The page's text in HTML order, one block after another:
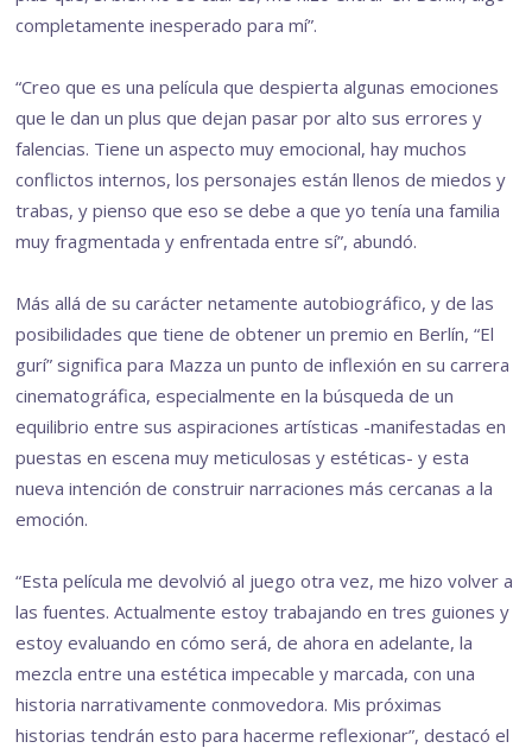
completamente inesperado para mí”.
“Creo que es una película que despierta algunas emociones
que le dan un plus que dejan pasar por alto sus errores y
falencias. Tiene un aspecto muy emocional, hay muchos
conflictos internos, los personajes están llenos de miedos y
trabas, y pienso que eso se debe a que yo tenía una familia
muy fragmentada y enfrentada entre sí”, abundó.
Más allá de su carácter netamente autobiográfico, y de las
posibilidades que tiene de obtener un premio en Berlín, “El
gurí” significa para Mazza un punto de inflexión en su carrera
cinematográfica, especialmente en la búsqueda de un
equilibrio entre sus aspiraciones artísticas -manifestadas en
puestas en escena muy meticulosas y estéticas- y esta
nueva intención de construir narraciones más cercanas a la
emoción.
“Esta película me devolvió al juego otra vez, me hizo volver a
las fuentes. Actualmente estoy trabajando en tres guiones y
estoy evaluando en cómo será, de ahora en adelante, la
mezcla entre una estética impecable y marcada, con una
historia narrativamente conmovedora. Mis próximas
historias tendrán esto para hacerme reflexionar”, destacó el